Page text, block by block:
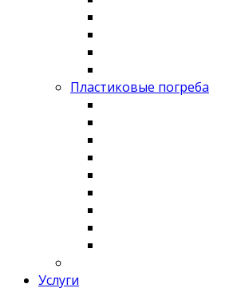
Пластиковые погреба
Услуги